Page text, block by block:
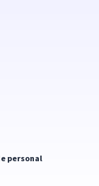
personal